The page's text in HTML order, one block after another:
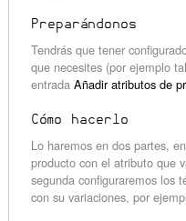
Preparándonos
Tendrás que tener
que necesites (por ejemplo
entrada Añadir atributos de
Cómo hacerlo
Lo haremos en dos partes,
producto con el atributo que
segunda configuraremos los
con su variaciones, por